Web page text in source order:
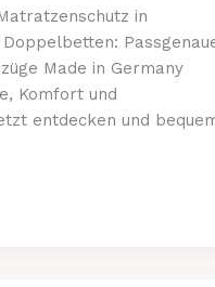
in
Made in Germany
Komfort und
entdecken und